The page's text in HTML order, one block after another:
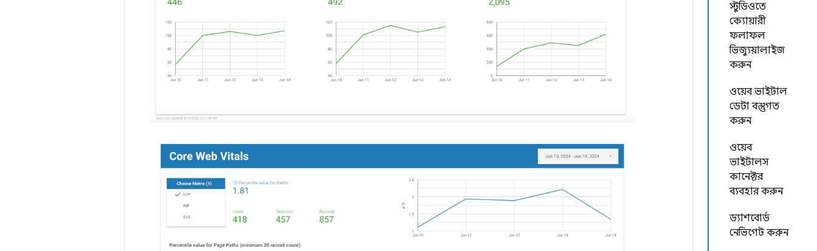
স্টুডিওতে
ক্যোয়ারী
ফলাফল
ভিজ্যুয়ালাইজ
করুন
ওয়েব ভাইটাল
ডেটা বস্তুগত
করুন
ওয়েব
ভাইটালস
কানেক্টর
ব্যবহার করুন
ড্যাশবোর্ড
নেভিগেট করুন